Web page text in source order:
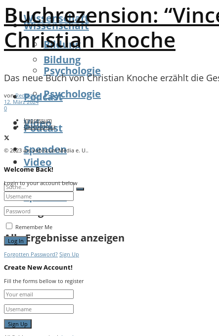
Wissenschaft
Bildung
Psychologie
Podcast
Video
Spenden
Wissenschaft
Bildung
Psychologie
Podcast
Video
Spenden
Kein Ergebnis
Alle Ergebnisse anzeigen
Buchrezension:
Christian Knoche
Das neue Buch von Christian Knoche erzählt die
von Redaktion
12. März 2024
0
Impressum
Datenschutz
© 2023 ars vobiscum Media e. U..
Welcome Back!
Login to your account below
Remember Me
Forgotten Password? Sign Up
Create New Account!
Fill the forms bellow to register